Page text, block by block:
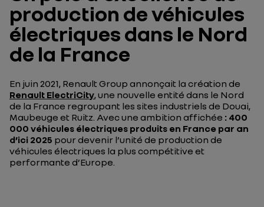
production de véhicules
électriques dans le Nord
de la France
En juin 2021, Renault Group annonçait la création de
Renault ElectriCity, une nouvelle entité dans le Nord
de la France regroupant les sites industriels de Douai,
Maubeuge et Ruitz. Avec une ambition affichée : 400
000 véhicules électriques produits en France par an
d’ici 2025 pour devenir l’unité de production de
véhicules électriques la plus compétitive et
performante d’Europe.